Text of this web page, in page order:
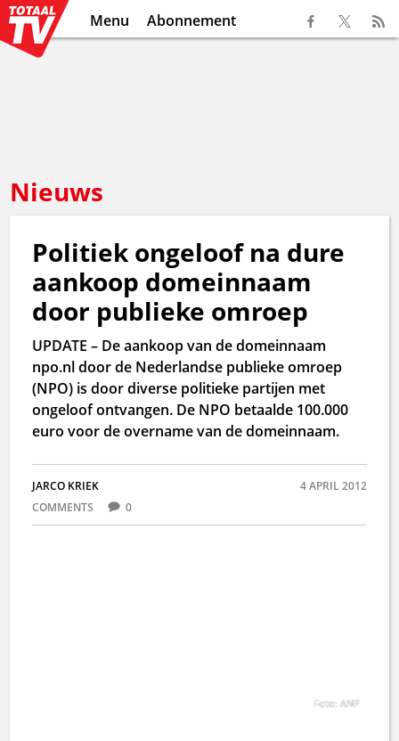
Menu Abonnement
Nieuws
Politiek ongeloof na dure
aankoop domeinnaam
door publieke omroep
UPDATE – De aankoop van de domeinnaam
npo.nl door de Nederlandse publieke omroep
(NPO) is door diverse politieke partijen met
ongeloof ontvangen. De NPO betaalde 100.000
euro voor de overname van de domeinnaam.
JARCO KRIEK
4 APRIL 2012
COMMENTS
0
Foto: ANP